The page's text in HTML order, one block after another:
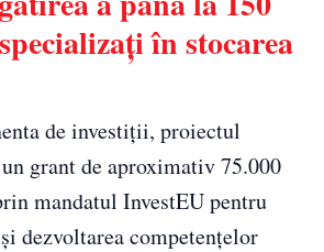
în stocarea
de investiții, proiectul
grant de aproximativ 75.000
mandatul InvestEU pentru
dezvoltarea competențelor